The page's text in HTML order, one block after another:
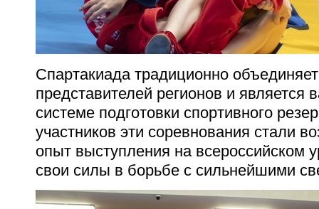
Спартакиада традиционно
представителей регионов и является
системе подготовки спортивного
участников эти соревнования стали
опыт выступления на всероссийском
свои силы в борьбе с сильнейшими